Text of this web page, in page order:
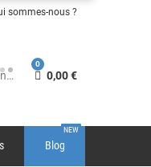
sommes-nous ?
Connexion
0
0,00 €
Blog
NEW